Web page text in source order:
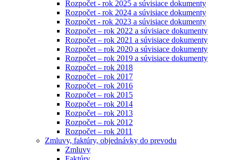
Rozpočet - rok 2025 a súvisiace dokumenty
Rozpočet - rok 2024 a súvisiace dokumenty
Rozpočet - rok 2023 a súvisiace dokumenty
Rozpočet – rok 2022 a súvisiace dokumenty
Rozpočet – rok 2021 a súvisiace dokumenty
Rozpočet – rok 2020 a súvisiace dokumenty
Rozpočet – rok 2019 a súvisiace dokumenty
Rozpočet – rok 2018
Rozpočet – rok 2017
Rozpočet – rok 2016
Rozpočet – rok 2015
Rozpočet – rok 2014
Rozpočet – rok 2013
Rozpočet – rok 2012
Rozpočet – rok 2011
Zmluvy, faktúry, objednávky do prevodu
Zmluvy